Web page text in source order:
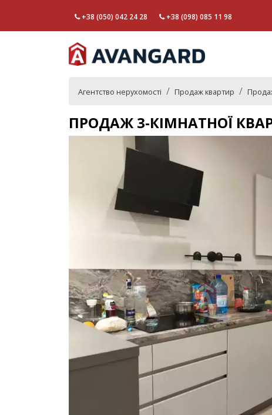
+38 (050) 042 24 28 +38 (098) 085 11 98
Агентство нерухомості Продаж квартир
ПРОДАЖ 3-КІМНАТНОЇ